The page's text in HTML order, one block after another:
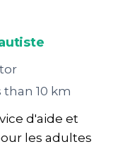
than 10 km
d'aide et
les adultes